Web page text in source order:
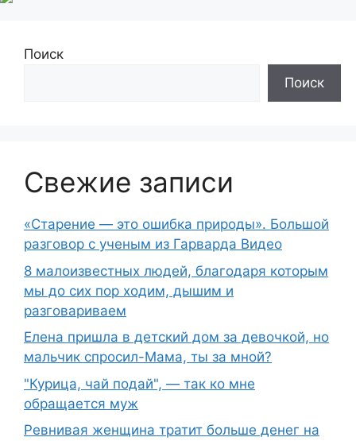
Поиск
Поиск
Свежие записи
«Старение — это ошибка природы». Большой
разговор с ученым из Гарварда Видео
8 малоизвестных людей, благодаря которым
мы до сих пор ходим, дышим и
разговариваем
Елена пришла в детский дом за девочкой, но
мальчик спросил-Мама, ты за мной?
"Курица, чай подай", — так ко мне
обращается муж
Ревнивая женщина тратит больше денег на